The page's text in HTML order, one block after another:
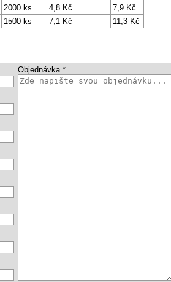
2000 ks 4,8 Kč
7,9 Kč
1500 ks 7,1 Kč 11,3 Kč
Objednávka *